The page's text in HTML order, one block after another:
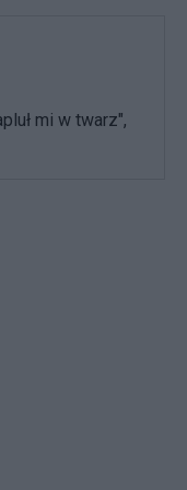
mi w twarz",